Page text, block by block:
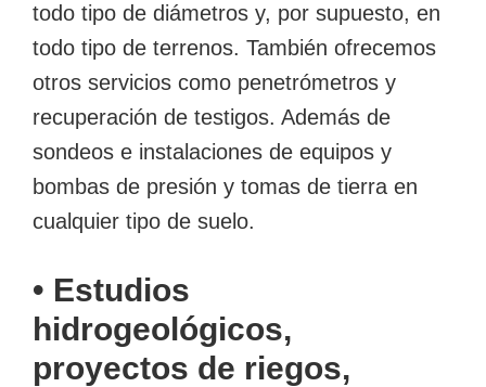
todo tipo de diámetros y, por supuesto, en
todo tipo de terrenos. También ofrecemos
otros servicios como penetrómetros y
recuperación de testigos. Además de
sondeos e instalaciones de equipos y
bombas de presión y tomas de tierra en
cualquier tipo de suelo.
• Estudios
hidrogeológicos,
proyectos de riegos,